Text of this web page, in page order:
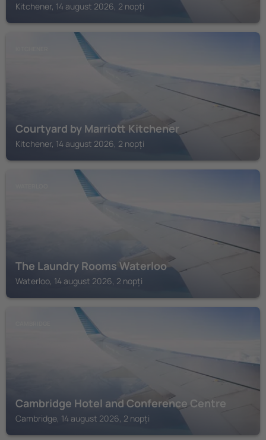
Kitchener, 14 august 2026, 2 nopți
Courtyard by Marriott Kitchener
Kitchener, 14 august 2026, 2 nopți
The Laundry Rooms Waterloo
Waterloo, 14 august 2026, 2 nopți
Cambridge Hotel and Conference Centre
Cambridge, 14 august 2026, 2 nopți